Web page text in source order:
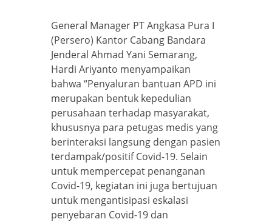
General Manager PT Angkasa Pura I
(Persero) Kantor Cabang Bandara
Jenderal Ahmad Yani Semarang,
Hardi Ariyanto menyampaikan
bahwa “Penyaluran bantuan APD ini
merupakan bentuk kepedulian
perusahaan terhadap masyarakat,
khususnya para petugas medis yang
berinteraksi langsung dengan pasien
terdampak/positif Covid-19. Selain
untuk mempercepat penanganan
Covid-19, kegiatan ini juga bertujuan
untuk mengantisipasi eskalasi
penyebaran Covid-19 dan